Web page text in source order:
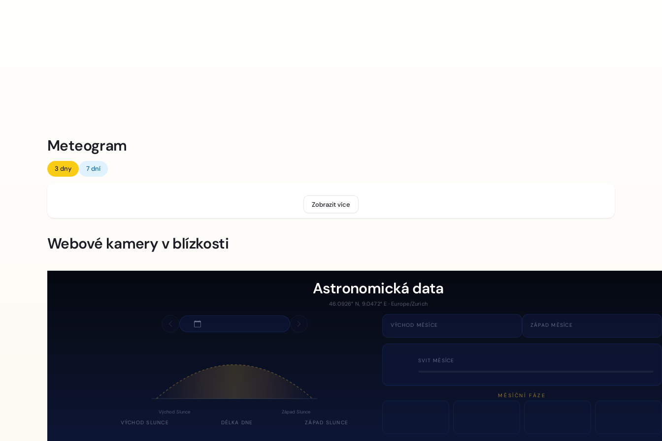
Meteogram
3 dny 7 dní
Zobrazit více
Webové kamery v blízkosti
Astronomická data
46.0926° N, 9.0472° E · Europe/Zurich
Východ Slunce Západ Slunce
VÝCHOD SLUNCE DÉLKA DNE ZÁPAD SLUNCE
VÝCHOD MĚSÍCE ZÁPAD MĚSÍCE
SVIT MĚSÍCE
MĚSÍČNÍ FÁZE